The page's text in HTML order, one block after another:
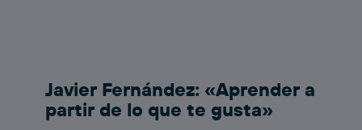
Javier Fernández: «Aprender a
partir de lo que te gusta»